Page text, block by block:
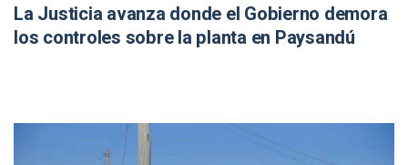
La Justicia avanza donde el Gobierno demora
los controles sobre la planta en Paysandú